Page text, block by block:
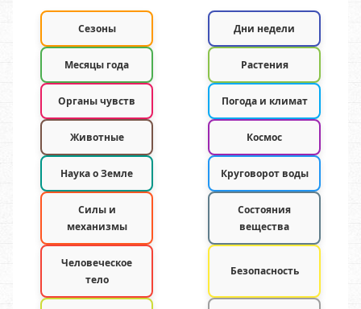
Сезоны Дни недели
Месяцы года Растения
Органы чувств Погода и климат
Животные Космос
Наука о Земле Круговорот воды
Силы и
механизмы
Состояния
вещества
Человеческое
тело
Безопасность